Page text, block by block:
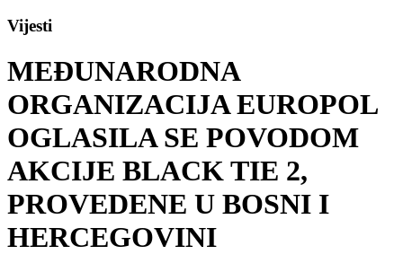
Vijesti
MEĐUNARODNA
ORGANIZACIJA EUROPOL
OGLASILA SE POVODOM
AKCIJE BLACK TIE 2,
PROVEDENE U BOSNI I
HERCEGOVINI